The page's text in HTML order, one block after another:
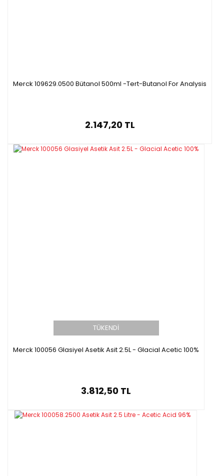
Merck 109629.0500 Bütanol 500ml -Tert-Butanol For Analysis
2.147,20 TL
TÜKENDİ
Merck 100056 Glasiyel Asetik Asit 2.5L - Glacial Acetic 100%
3.812,50 TL